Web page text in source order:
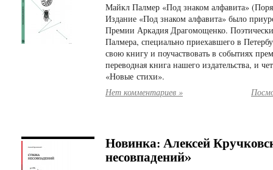
Майкл Палмер «Под знаком алфавита»
Издание «Под знаком алфавита» было
Премии Аркадия Драгомощенко.
Палмера, специально приехавшего в
свою книгу и поучаствовать в событиях
переводная книга нашего издательства, и
«Новые стихи».
Нет комментариев »
Новинка: Алексей
несовпадений»